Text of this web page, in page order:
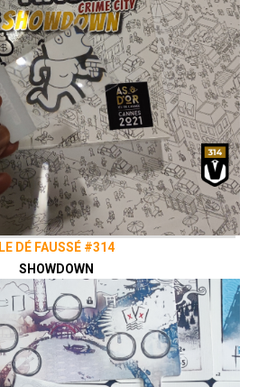
LE DÉ FAUSSÉ #314
SHOWDOWN